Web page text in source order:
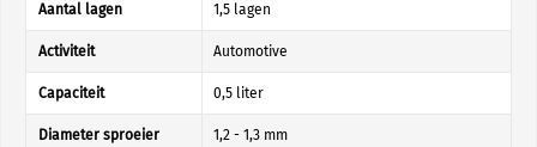
Aantal lagen 1,5 lagen
Activiteit Automotive
Capaciteit 0,5 liter
Diameter sproeier 1,2 - 1,3 mm